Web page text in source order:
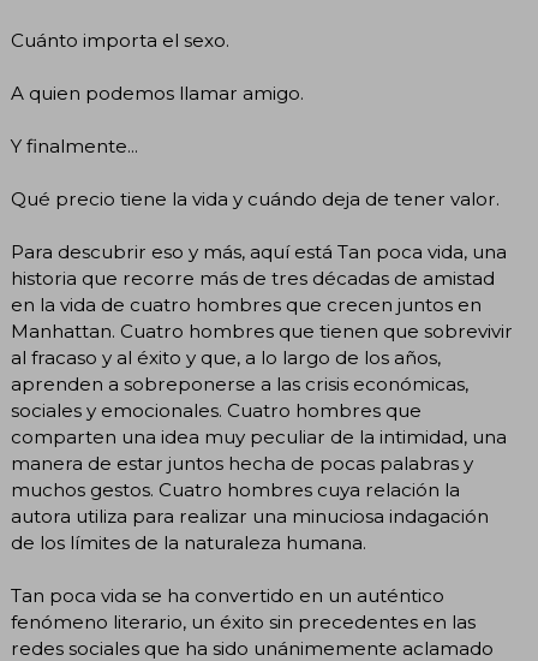
Cuánto importa el sexo.
A quien podemos llamar amigo.
Y finalmente...
Qué precio tiene la vida y cuándo deja de tener valor.
Para descubrir eso y más, aquí está Tan poca vida, una
historia que recorre más de tres décadas de amistad
en la vida de cuatro hombres que crecen juntos en
Manhattan. Cuatro hombres que tienen que sobrevivir
al fracaso y al éxito y que, a lo largo de los años,
aprenden a sobreponerse a las crisis económicas,
sociales y emocionales. Cuatro hombres que
comparten una idea muy peculiar de la intimidad, una
manera de estar juntos hecha de pocas palabras y
muchos gestos. Cuatro hombres cuya relación la
autora utiliza para realizar una minuciosa indagación
de los límites de la naturaleza humana.
Tan poca vida se ha convertido en un auténtico
fenómeno literario, un éxito sin precedentes en las
redes sociales que ha sido unánimemente aclamado